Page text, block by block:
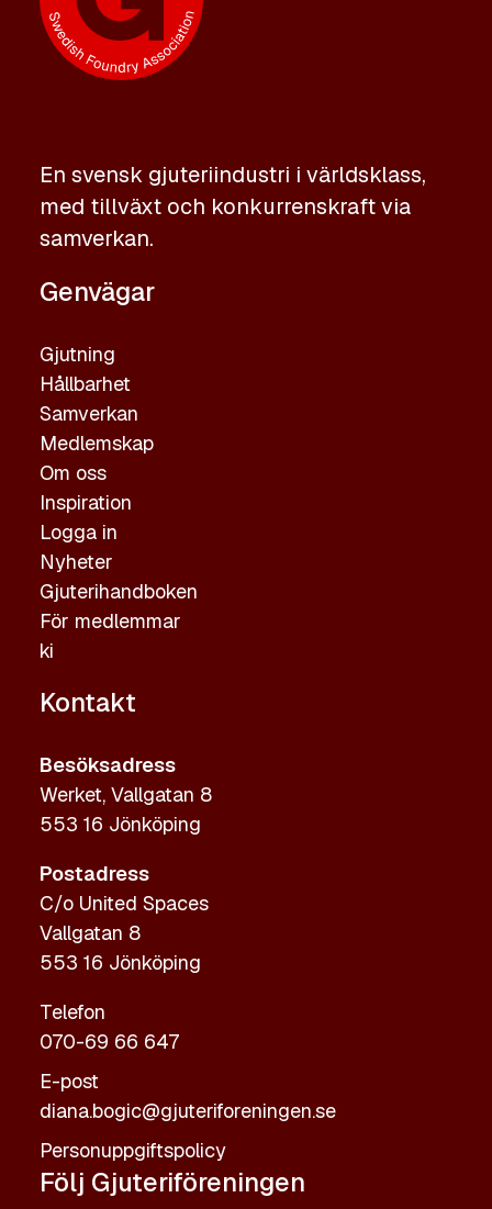
En svensk gjuteriindustri i världsklass,
med tillväxt och konkurrenskraft via
samverkan.
Genvägar
Gjutning
Hållbarhet
Samverkan
Medlemskap
Om oss
Inspiration
Logga in
Nyheter
Gjuterihandboken
För medlemmar
ki
Kontakt
Besöksadress
Werket, Vallgatan 8
553 16 Jönköping
Postadress
C/o United Spaces
Vallgatan 8
553 16 Jönköping
Telefon
070-69 66 647
E-post
diana.bogic@gjuteriforeningen.se
Personuppgiftspolicy
Följ Gjuteriföreningen